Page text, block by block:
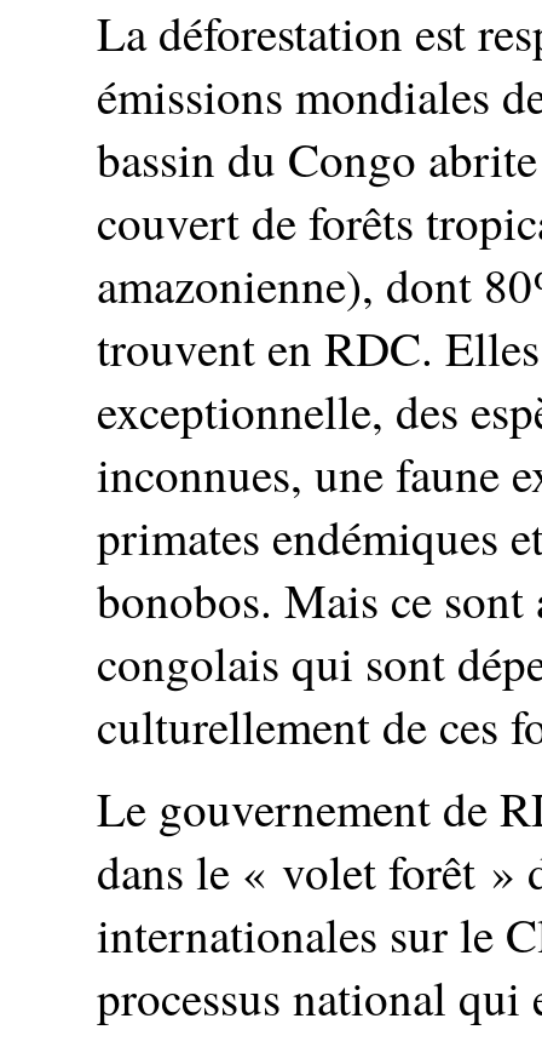
La déforestation est
émissions mondiales
bassin du Congo
couvert de forêts
amazonienne), dont
trouvent en RDC.
exceptionnelle, des
inconnues, une faune
primates endémiques
bonobos. Mais ce
congolais qui sont
culturellement de ces
Le gouvernement de
dans le « volet forêt »
internationales sur le
processus national qui